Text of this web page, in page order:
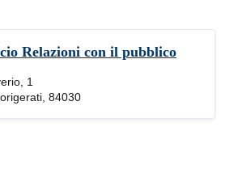
Relazioni con il pubblico
1
84030